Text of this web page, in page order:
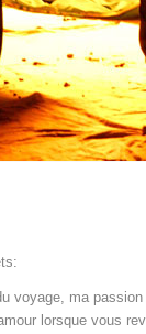
voyage, ma
lorsque vous